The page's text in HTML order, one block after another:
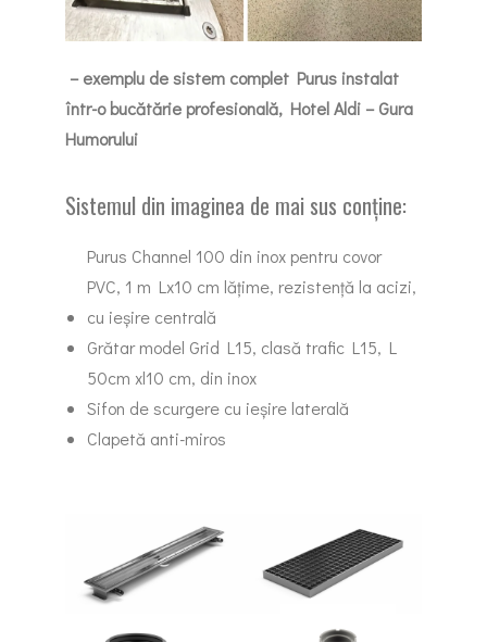
– exemplu de sistem complet Purus instalat
într-o bucătărie profesională, Hotel Aldi – Gura
Humorului
Sistemul din imaginea de mai sus conține:
Purus Channel 100 din inox pentru covor
PVC, 1 m Lx10 cm lățime, rezistență la acizi,
cu ieșire centrală
Grătar model Grid L15, clasă trafic L15, L
50cm xl10 cm, din inox
Sifon de scurgere cu ieșire laterală
Clapetă anti-miros